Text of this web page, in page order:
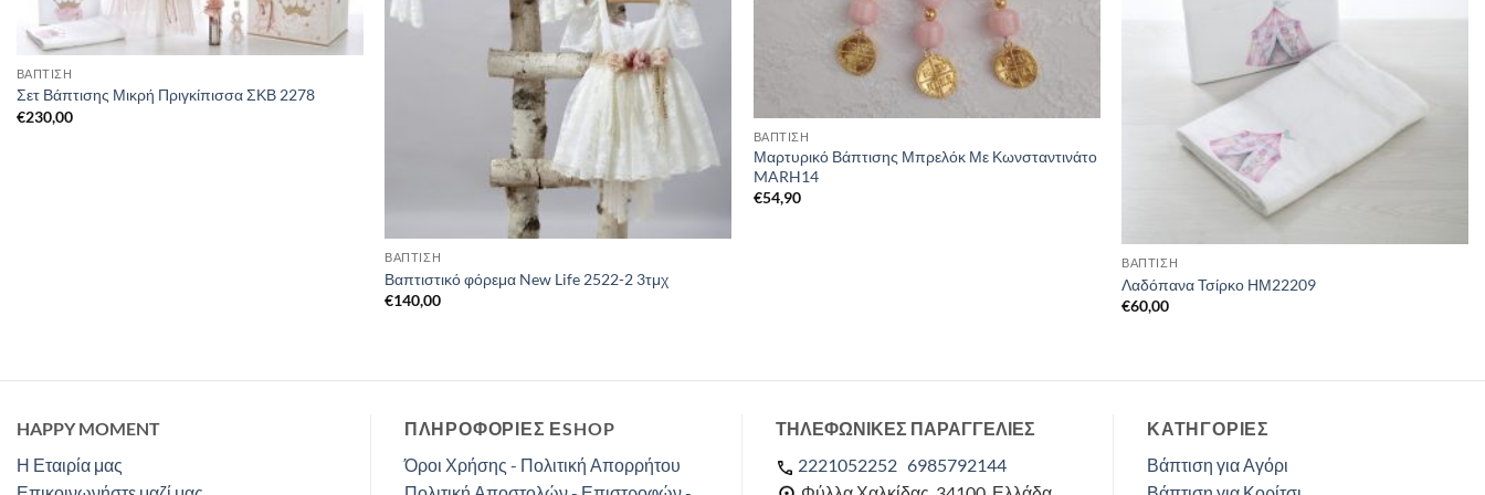
ΒΑΠΤΙΣΗ
Σετ Βάπτισης Μικρή Πριγκίπισσα ΣΚΒ 2278
€230,00
ΒΑΠΤΙΣΗ
Βαπτιστικό φόρεμα New Life 2522-2 3τμχ
€140,00
ΒΑΠΤΙΣΗ
Μαρτυρικό Βάπτισης Μπρελόκ Με Κωνσταντινάτο
MARH14
€54,90
ΒΑΠΤΙΣΗ
Λαδόπανα Τσίρκο ΗΜ22209
€60,00
HAPPY MOMENT
Η Εταιρία μας
ΠΛΗΡΟΦΟΡΙΕΣ ΕSHOP
Όροι Χρήσης - Πολιτική Απορρήτου
ΤΗΛΕΦΩΝΙΚΕΣ ΠΑΡΑΓΓΕΛΙΕΣ
2221052252 6985792144
ΚΑΤΗΓΟΡΊΕΣ
Βάπτιση για Αγόρι